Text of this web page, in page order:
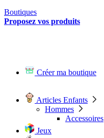
Boutiques
Proposez vos produits
Créer ma boutique
Articles Enfants
Hommes
Accessoires
Jeux